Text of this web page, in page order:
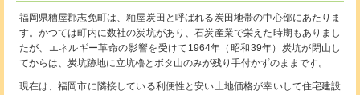
福岡県糟屋郡志免町は、粕屋炭田と呼ばれる炭田地帯の中心部にあたりま
す。かつては町内に数社の炭坑があり、石炭産業で栄えた時期もありまし
たが、エネルギー革命の影響を受けて1964年（昭和39年）炭坑が閉山し
てからは、炭坑跡地に立坑櫓とボタ山のみが残り手付かずのままです。
現在は、福岡市に隣接している利便性と安い土地価格が幸いして住宅建設